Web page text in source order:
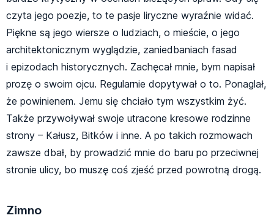
czyta jego poezje, to te pasje liryczne wyraźnie widać.
Piękne są jego wiersze o ludziach, o mieście, o jego
architektonicznym wyglądzie, zaniedbaniach fasad
i epizodach historycznych. Zachęcał mnie, bym napisał
prozę o swoim ojcu. Regularnie dopytywał o to. Ponaglał,
że powinienem. Jemu się chciało tym wszystkim żyć.
Także przywoływał swoje utracone kresowe rodzinne
strony – Kałusz, Bitków i inne. A po takich rozmowach
zawsze dbał, by prowadzić mnie do baru po przeciwnej
stronie ulicy, bo muszę coś zjeść przed powrotną drogą.
Zimno